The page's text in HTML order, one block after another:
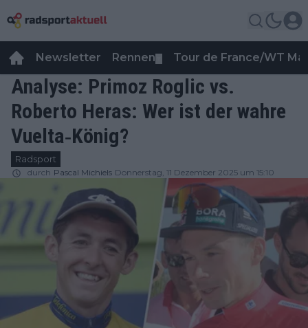
Newsletter Rennen Tour de France/WT
Analyse: Primoz Roglic vs.
Roberto Heras: Wer ist der wahre
Vuelta‑König?
Radsport
durch Pascal Michiels Donnerstag, 11 Dezember 2025 um 15:10